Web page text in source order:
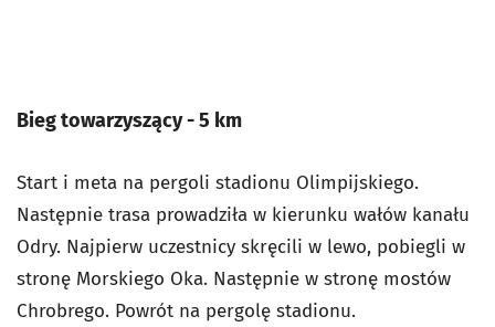
Bieg towarzyszący - 5 km
Start i meta na pergoli stadionu Olimpijskiego.
Następnie trasa prowadziła w kierunku wałów kanału
Odry. Najpierw uczestnicy skręcili w lewo, pobiegli w
stronę Morskiego Oka. Następnie w stronę mostów
Chrobrego. Powrót na pergolę stadionu.